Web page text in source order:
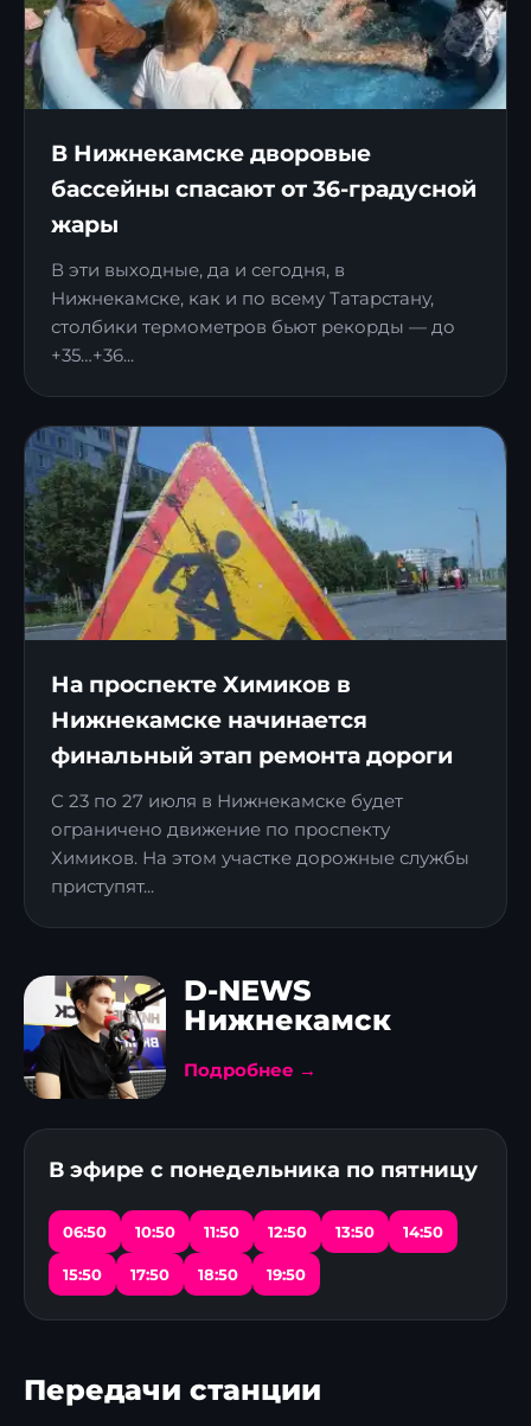
В Нижнекамске дворовые
бассейны спасают от 36-градусной
жары
В эти выходные, да и сегодня, в
Нижнекамске, как и по всему Татарстану,
столбики термометров бьют рекорды — до
+35…+36...
На проспекте Химиков в
Нижнекамске начинается
финальный этап ремонта дороги
С 23 по 27 июля в Нижнекамске будет
ограничено движение по проспекту
Химиков. На этом участке дорожные службы
приступят...
D-NEWS
Нижнекамск
Подробнее →
В эфире с понедельника по пятницу
06:50 10:50 11:50 12:50 13:50 14:50
15:50 17:50 18:50 19:50
Передачи станции